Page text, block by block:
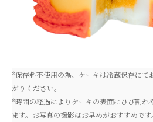
*保存料不使用の為、ケーキは冷蔵保存にて
がりください。
*時間の経過によりケーキの表面にひび割れ
ます。お写真の撮影はお早めがおすすめです。